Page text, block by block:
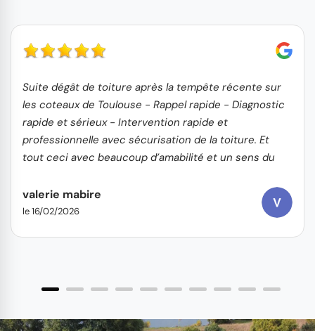
Suite dégât de toiture après la tempête récente sur
les coteaux de Toulouse - Rappel rapide - Diagnostic
rapide et sérieux - Intervention rapide et
professionnelle avec sécurisation de la toiture. Et
tout ceci avec beaucoup d’amabilité et un sens du
valerie mabire
le 16/02/2026